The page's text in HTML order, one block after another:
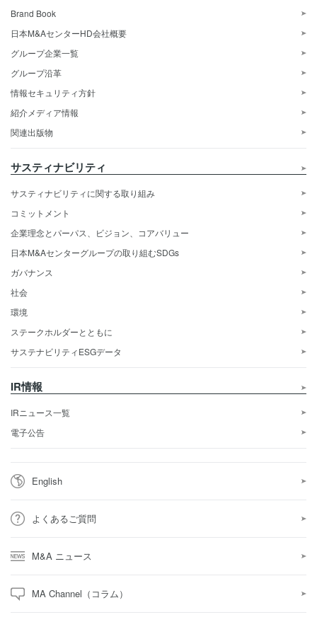
Brand Book
日本M&AセンターHD会社概要
グループ企業一覧
グループ沿革
情報セキュリティ方針
紹介メディア情報
関連出版物
サスティナビリティ
サスティナビリティに関する取り組み
コミットメント
企業理念とパーパス、ビジョン、コアバリュー
日本M&Aセンターグループの取り組むSDGs
ガバナンス
社会
環境
ステークホルダーとともに
サステナビリティESGデータ
IR情報
IRニュース一覧
電子公告
English
よくあるご質問
M&A ニュース
MA Channel（コラム）